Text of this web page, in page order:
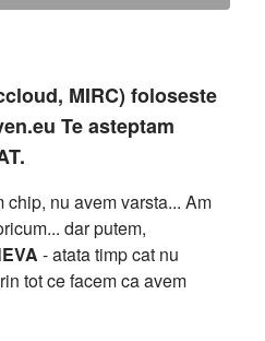
MIRC) foloseste
Te asteptam
nu avem varsta... Am
dar putem,
- atata timp cat nu
tot ce facem ca avem